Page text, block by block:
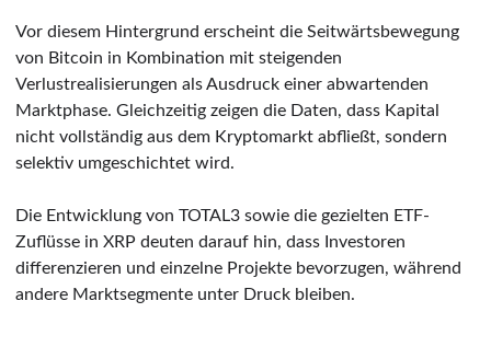
Vor diesem Hintergrund erscheint die Seitwärtsbewegung
von Bitcoin in Kombination mit steigenden
Verlustrealisierungen als Ausdruck einer abwartenden
Marktphase. Gleichzeitig zeigen die Daten, dass Kapital
nicht vollständig aus dem Kryptomarkt abfließt, sondern
selektiv umgeschichtet wird.
Die Entwicklung von TOTAL3 sowie die gezielten ETF-
Zuflüsse in XRP deuten darauf hin, dass Investoren
differenzieren und einzelne Projekte bevorzugen, während
andere Marktsegmente unter Druck bleiben.